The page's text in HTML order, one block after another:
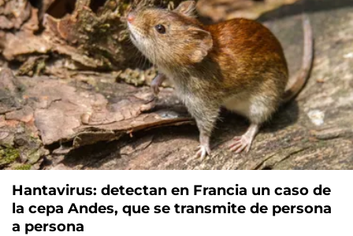
Hantavirus: detectan en Francia un caso de
la cepa Andes, que se transmite de persona
a persona